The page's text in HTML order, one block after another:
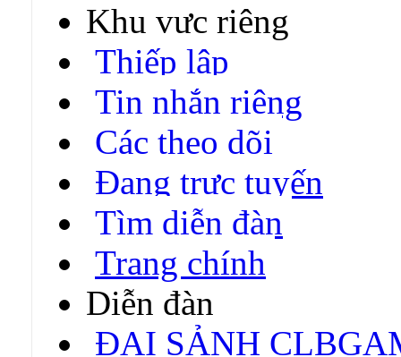
Khu vực riêng
Thiếp lập
Tin nhắn riêng
Các theo dõi
Đang trực tuyến
Tìm diễn đàn
Trang chính
Diễn đàn
ĐẠI SẢNH